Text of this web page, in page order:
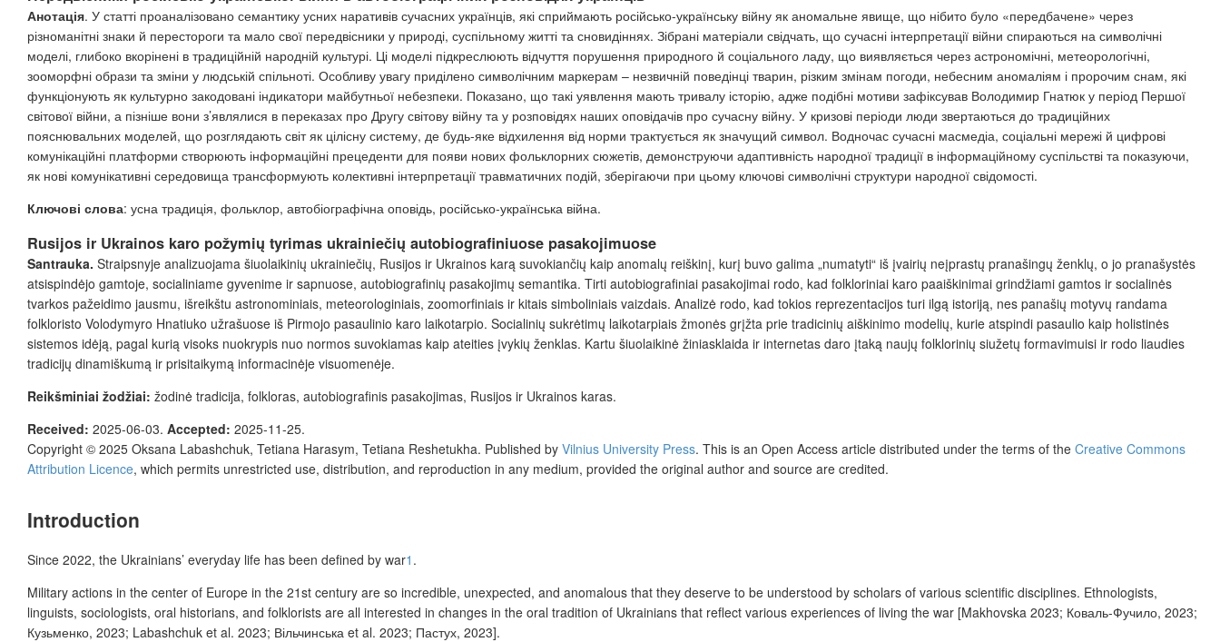
Анотація. У статті проаналізовано семантику усних наративів сучасних українців, які сприймають російсько-українську війну як аномальне явище, що нібито було «передбачене» через
різноманітні знаки й перестороги та мало свої передвісники у природі, суспільному житті та сновидіннях. Зібрані матеріали свідчать, що сучасні інтерпретації війни спираються на символічні
моделі, глибоко вкорінені в традиційній народній культурі. Ці моделі підкреслюють відчуття порушення природного й соціального ладу, що виявляється через астрономічні, метеорологічні,
зооморфні образи та зміни у людській спільноті. Особливу увагу приділено символічним маркерам – незвичній поведінці тварин, різким змінам погоди, небесним аномаліям і пророчим снам, які
функціонують як культурно закодовані індикатори майбутньої небезпеки. Показано, що такі уявлення мають тривалу історію, адже подібні мотиви зафіксував Володимир Гнатюк у період Першої
світової війни, а пізніше вони з’являлися в переказах про Другу світову війну та у розповідях наших оповідачів про сучасну війну. У кризові періоди люди звертаються до традиційних
пояснювальних моделей, що розглядають світ як цілісну систему, де будь-яке відхилення від норми трактується як значущий символ. Водночас сучасні масмедіа, соціальні мережі й цифрові
комунікаційні платформи створюють інформаційні прецеденти для появи нових фольклорних сюжетів, демонструючи адаптивність народної традиції в інформаційному суспільстві та показуючи,
як нові комунікативні середовища трансформують колективні інтерпретації травматичних подій, зберігаючи при цьому ключові символічні структури народної свідомості.
Ключові слова: усна традиція, фольклор, автобіографічна оповідь, російсько-українська війна.
Rusijos ir Ukrainos karo požymių tyrimas ukrainiečių autobiografiniuose pasakojimuose
Santrauka. Straipsnyje analizuojama šiuolaikinių ukrainiečių, Rusijos ir Ukrainos karą suvokiančių kaip anomalų reiškinį, kurį buvo galima „numatyti“ iš įvairių neįprastų pranašingų ženklų, o jo pranašystės
atsispindėjo gamtoje, socialiniame gyvenime ir sapnuose, autobiografinių pasakojimų semantika. Tirti autobiografiniai pasakojimai rodo, kad folkloriniai karo paaiškinimai grindžiami gamtos ir socialinės
tvarkos pažeidimo jausmu, išreikštu astronominiais, meteorologiniais, zoomorfiniais ir kitais simboliniais vaizdais. Analizė rodo, kad tokios reprezentacijos turi ilgą istoriją, nes panašių motyvų randama
folkloristo Volodymyro Hnatiuko užrašuose iš Pirmojo pasaulinio karo laikotarpio. Socialinių sukrėtimų laikotarpiais žmonės grįžta prie tradicinių aiškinimo modelių, kurie atspindi pasaulio kaip holistinės
sistemos idėją, pagal kurią visoks nuokrypis nuo normos suvokiamas kaip ateities įvykių ženklas. Kartu šiuolaikinė žiniasklaida ir internetas daro įtaką naujų folklorinių siužetų formavimuisi ir rodo liaudies
tradicijų dinamiškumą ir prisitaikymą informacinėje visuomenėje.
Reikšminiai žodžiai: žodinė tradicija, folkloras, autobiografinis pasakojimas, Rusijos ir Ukrainos karas.
Received: 2025-06-03. Accepted: 2025-11-25.
Copyright © 2025 Oksana Labashchuk, Tetiana Harasym, Tetiana Reshetukha. Published by Vilnius University Press. This is an Open Access article distributed under the terms of the Creative Commons
Attribution Licence, which permits unrestricted use, distribution, and reproduction in any medium, provided the original author and source are credited.
Introduction
Since 2022, the Ukrainians’ everyday life has been defined by war1 .
Military actions in the center of Europe in the 21st century are so incredible, unexpected, and anomalous that they deserve to be understood by scholars of various scientific disciplines. Ethnologists,
linguists, sociologists, oral historians, and folklorists are all interested in changes in the oral tradition of Ukrainians that reflect various experiences of living the war [Makhovska 2023; Коваль-Фучило, 2023;
Кузьменко, 2023; Labashchuk et al. 2023; Вільчинська et al. 2023; Пастух, 2023].